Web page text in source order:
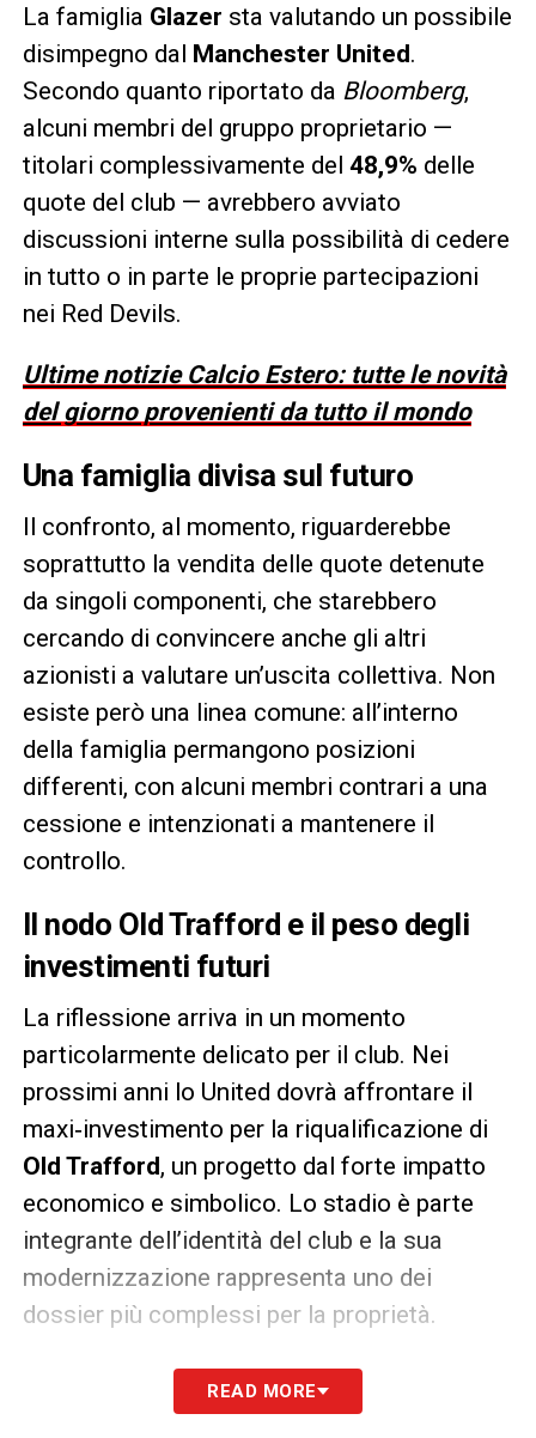
La famiglia Glazer sta valutando un possibile
disimpegno dal Manchester United.
Secondo quanto riportato da Bloomberg,
alcuni membri del gruppo proprietario —
titolari complessivamente del 48,9% delle
quote del club — avrebbero avviato
discussioni interne sulla possibilità di cedere
in tutto o in parte le proprie partecipazioni
nei Red Devils.
Ultime notizie Calcio Estero: tutte le novità
del giorno provenienti da tutto il mondo
Una famiglia divisa sul futuro
Il confronto, al momento, riguarderebbe
soprattutto la vendita delle quote detenute
da singoli componenti, che starebbero
cercando di convincere anche gli altri
azionisti a valutare un’uscita collettiva. Non
esiste però una linea comune: all’interno
della famiglia permangono posizioni
differenti, con alcuni membri contrari a una
cessione e intenzionati a mantenere il
controllo.
Il nodo Old Trafford e il peso degli
investimenti futuri
La riflessione arriva in un momento
particolarmente delicato per il club. Nei
prossimi anni lo United dovrà affrontare il
maxi‑investimento per la riqualificazione di
Old Trafford, un progetto dal forte impatto
economico e simbolico. Lo stadio è parte
integrante dell’identità del club e la sua
modernizzazione rappresenta uno dei
dossier più complessi per la proprietà.
Allo stesso tempo, la recente qualificazione
UEFA Champions Leagueha riaperto
READ MORE